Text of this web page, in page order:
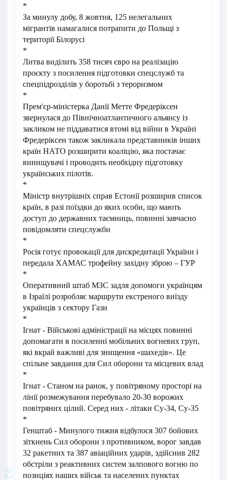
*
За минулу добу, 8 жовтня, 125 нелегальних
мігрантів намагалися потрапити до Польщі з
території Білорусі
*
Литва виділить 358 тисяч євро на реалізацію
проєкту з посилення підготовки спецслужб та
спецпідрозділів у боротьбі з тероризмом
*
Прем'єр-міністерка Данії Метте Фредеріксен
звернулася до Північноатлантичного альянсу із
закликом не піддаватися втомі від війни в Україні
Фредеріксен також закликала представників інших
країн НАТО розширити коаліцію, яка постачає
винищувачі і проводить необхідну підготовку
українських пілотів.
*
Міністр внутрішніх справ Естонії розширив список
країн, в разі поїздки до яких особи, що мають
доступ до державних таємниць, повинні завчасно
повідомляти спецслужби
*
Росія готує провокації для дискредитації України і
передала ХАМАС трофейну західну зброю – ГУР
*
Оперативний штаб МЗС задля допомоги українцям
в Ізраїлі розробляє маршрути екстреного виїзду
українців з сектору Гази
*
Ігнат - Військові адміністрації на місцях повинні
допомагати в посиленні мобільних вогневих груп,
які вкрай важливі для знищення «шахедів». Це
спільне завдання для Сил оборони та місцевих влад
*
Ігнат - Станом на ранок, у повітряному просторі на
лінії розмежування перебувало 20-30 ворожих
повітряних цілий. Серед них - літаки Су-34, Су-35
*
Генштаб - Минулого тижня відбулося 307 бойових
зіткнень Сил оборони з противником, ворог завдав
32 ракетних та 387 авіаційних ударів, здійснив 282
обстріли з реактивних систем залпового вогню по
позиціях наших військ та населених пунктах